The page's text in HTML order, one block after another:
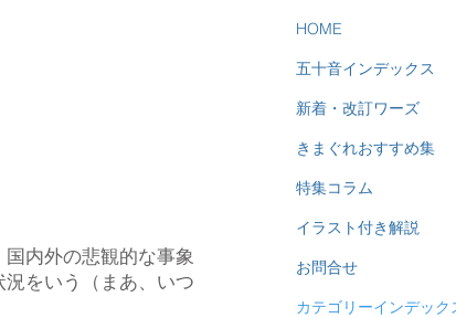
内外の悲観的な事象
をいう（まあ、いつ
HOME
五十音インデックス
新着・改訂ワーズ
きまぐれおすすめ集
特集コラム
イラスト付き解説
お問合せ
カテゴリーインデック